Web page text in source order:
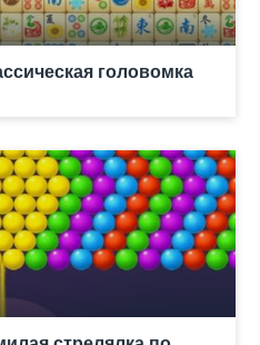
головомка